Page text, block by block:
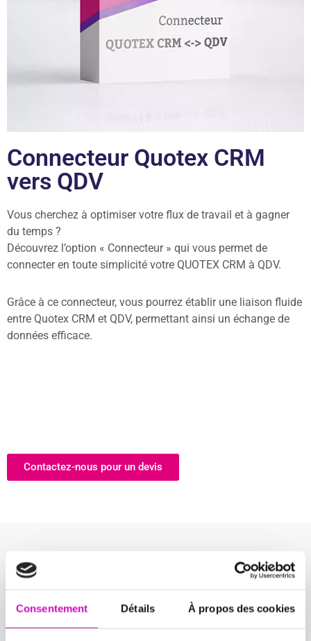
Consentement Détails À propos des cookies
Connecteur Quotex CRM
vers QDV
Vous cherchez à optimiser votre flux de travail et à gagner
du temps ?
Découvrez l’option « Connecteur » qui vous permet de
connecter en toute simplicité votre QUOTEX CRM à QDV.
Grâce à ce connecteur, vous pourrez établir une liaison fluide
entre Quotex CRM et QDV, permettant ainsi un échange de
données efficace.
Contactez-nous pour un devis
Connecteur QUOTEX CRM vers QDV :
Simplifiez Votre Workflow
QDV (Quick devis) est un formidable outil de chiffrage, Il a
cependant besoin d’être complété par un CRM pour être